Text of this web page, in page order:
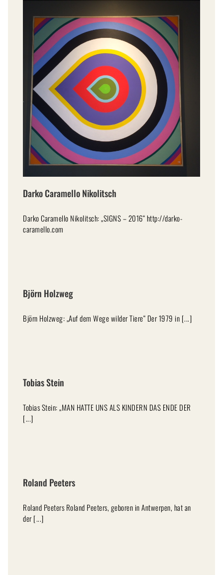
Darko Caramello Nikolitsch
Darko Caramello Nikolitsch: „SIGNS – 2016“ http://darko-
caramello.com
Björn Holzweg
Björn Holzweg: „Auf dem Wege wilder Tiere“ Der 1979 in [...]
Tobias Stein
Tobias Stein: „MAN HATTE UNS ALS KINDERN DAS ENDE DER
[...]
Roland Peeters
Roland Peeters Roland Peeters, geboren in Antwerpen, hat an
der [...]